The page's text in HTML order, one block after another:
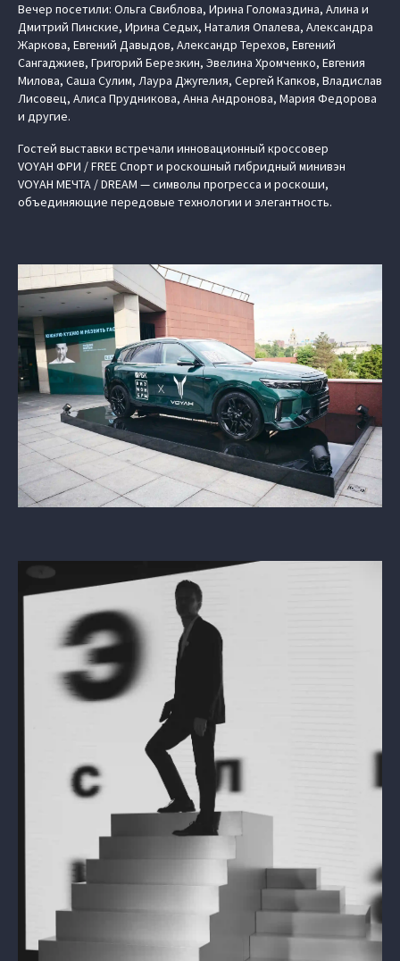
Вечер посетили: Ольга Свиблова, Ирина Голомаздина, Алина и
Дмитрий Пинские, Ирина Седых, Наталия Опалева, Александра
Жаркова, Евгений Давыдов, Александр Терехов, Евгений
Сангаджиев, Григорий Березкин, Эвелина Хромченко, Евгения
Милова, Саша Сулим, Лаура Джугелия, Сергей Капков, Владислав
Лисовец, Алиса Прудникова, Анна Андронова, Мария Федорова
и другие.
Гостей выставки встречали инновационный кроссовер
VOYAH ФРИ / FREE Спорт и роскошный гибридный минивэн
VOYAH МЕЧТА / DREAM — символы прогресса и роскоши,
объединяющие передовые технологии и элегантность.